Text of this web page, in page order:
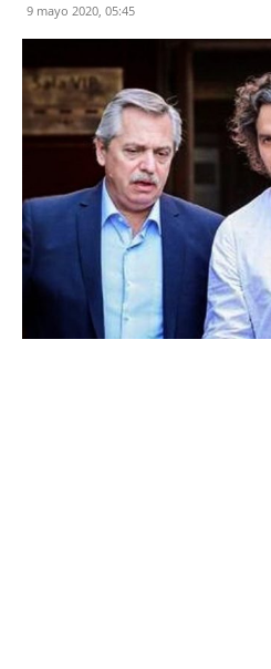
9 mayo 2020, 05:45